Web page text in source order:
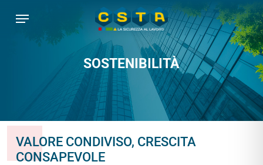
Menu
SOSTENIBILITÀ
VALORE CONDIVISO, CRESCITA
CONSAPEVOLE